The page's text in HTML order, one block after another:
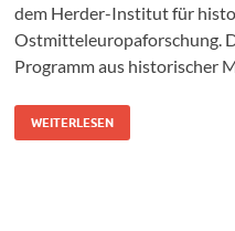
dem Herder-Institut für
Ostmitteleuropaforschung.
Programm aus historischer
WEITERLESEN